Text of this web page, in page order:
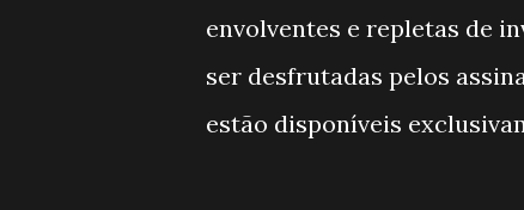
envolventes e repletas de
ser desfrutadas pelos
estão disponíveis